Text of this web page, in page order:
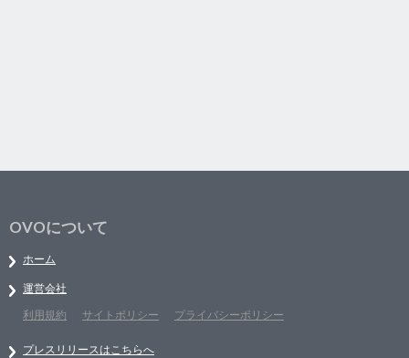
OVOについて
ホーム
運営会社
利用規約
サイトポリシー プライバシーポリシー
プレスリリースはこちらへ